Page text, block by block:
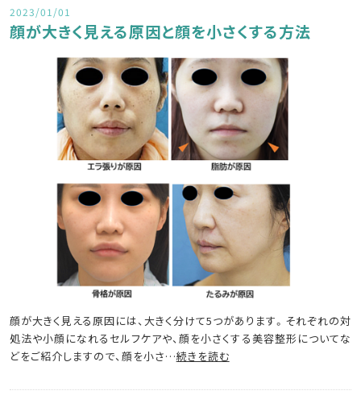
2023/01/01
顔が大きく見える原因と顔を小さくする方法
顔が大きく見える原因には、大きく分けて5つがあります。それぞれの対
処法や小顔になれるセルフケアや、顔を小さくする美容整形についてな
どをご紹介しますので、顔を小さ…続きを読む